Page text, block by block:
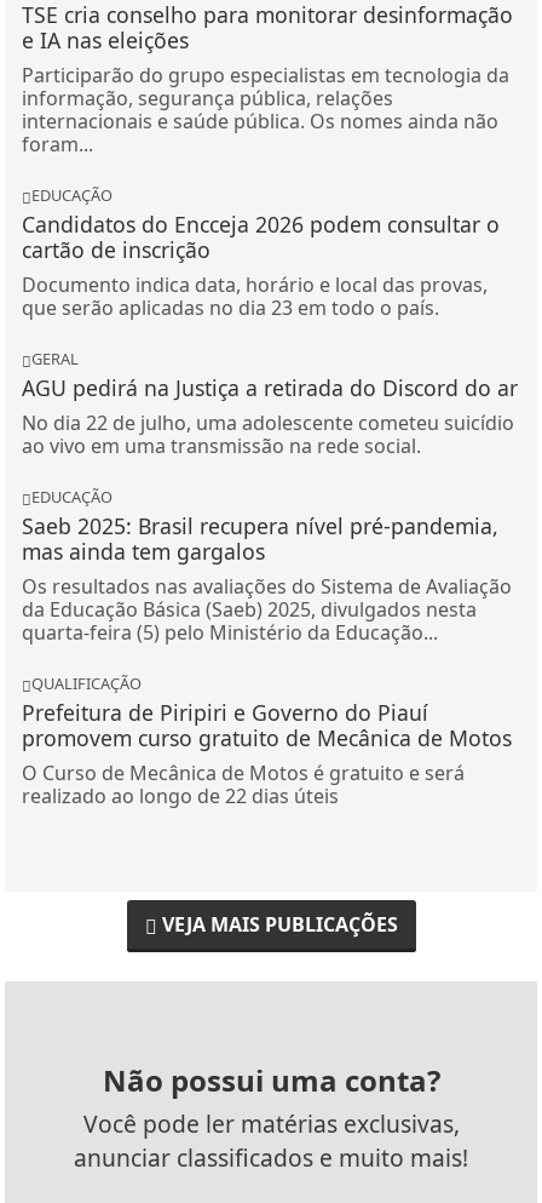
TSE cria conselho para monitorar desinformação
e IA nas eleições
Participarão do grupo especialistas em tecnologia da
informação, segurança pública, relações
internacionais e saúde pública. Os nomes ainda não
foram...
EDUCAÇÃO
Candidatos do Encceja 2026 podem consultar o
cartão de inscrição
Documento indica data, horário e local das provas,
que serão aplicadas no dia 23 em todo o país.
GERAL
AGU pedirá na Justiça a retirada do Discord do ar
No dia 22 de julho, uma adolescente cometeu suicídio
ao vivo em uma transmissão na rede social.
EDUCAÇÃO
Saeb 2025: Brasil recupera nível pré-pandemia,
mas ainda tem gargalos
Os resultados nas avaliações do Sistema de Avaliação
da Educação Básica (Saeb) 2025, divulgados nesta
quarta-feira (5) pelo Ministério da Educação...
QUALIFICAÇÃO
Prefeitura de Piripiri e Governo do Piauí
promovem curso gratuito de Mecânica de Motos
O Curso de Mecânica de Motos é gratuito e será
realizado ao longo de 22 dias úteis
VEJA MAIS PUBLICAÇÕES
Não possui uma conta?
Você pode ler matérias exclusivas,
anunciar classificados e muito mais!